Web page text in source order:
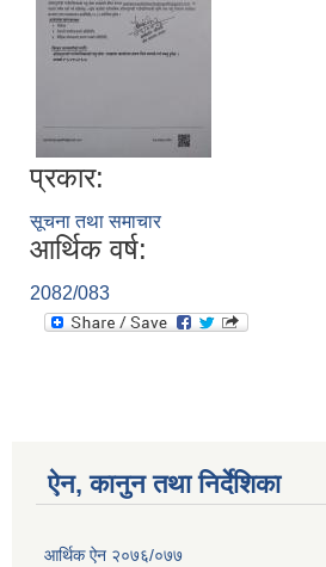
प्रकार:
सूचना तथा समाचार
आर्थिक वर्ष:
2082/083
ऐन, कानुन तथा निर्देशिका
आर्थिक ऐन २०७६/०७७